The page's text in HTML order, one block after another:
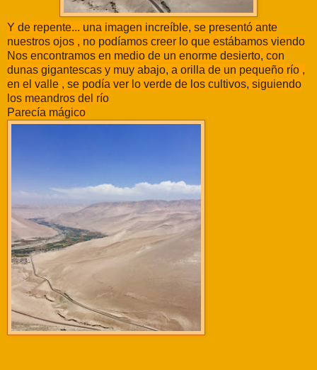
Y de repente... una imagen increíble, se presentó ante
nuestros ojos , no podíamos creer lo que estábamos viendo
Nos encontramos en medio de un enorme desierto, con
dunas gigantescas y muy abajo, a orilla de un pequeño río ,
en el valle , se podía ver lo verde de los cultivos, siguiendo
los meandros del río
Parecía mágico